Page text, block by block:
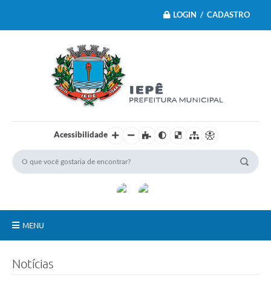
LOGIN / CADASTRO
Acessibilidade
MENU
Notícias